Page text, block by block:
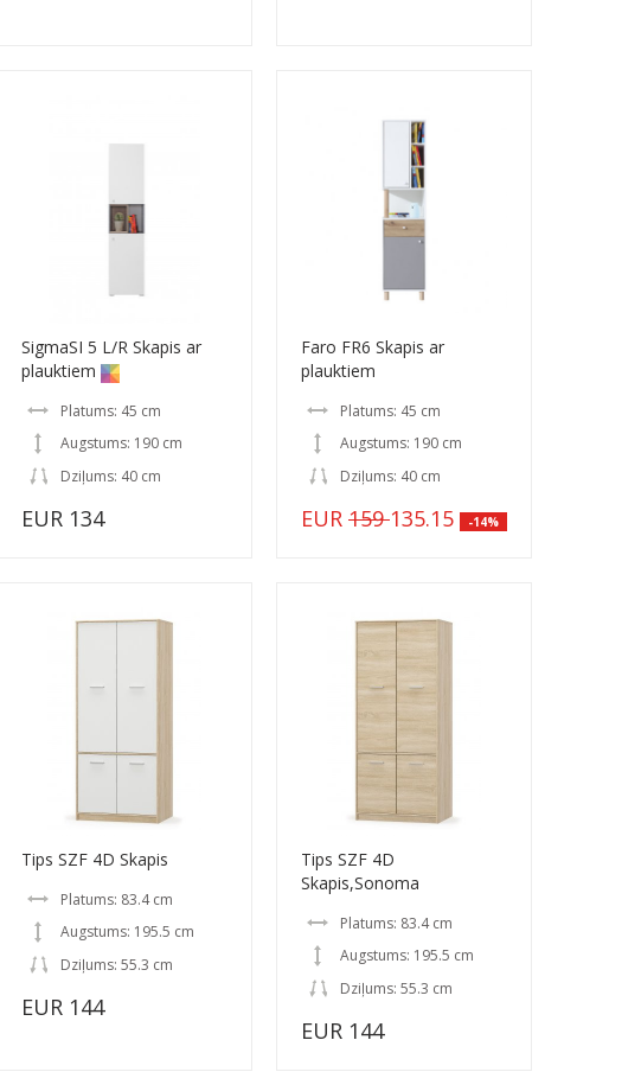
SigmaSI 5 L/R Skapis ar
plauktiem
Platums: 45 cm
Augstums: 190 cm
Dziļums: 40 cm
EUR 134
Faro FR6 Skapis ar
plauktiem
Platums: 45 cm
Augstums: 190 cm
Dziļums: 40 cm
EUR 159135.15 -14%
Tips SZF 4D Skapis
Platums: 83.4 cm
Augstums: 195.5 cm
Dziļums: 55.3 cm
EUR 144
Tips SZF 4D
Skapis,Sonoma
Platums: 83.4 cm
Augstums: 195.5 cm
Dziļums: 55.3 cm
EUR 144